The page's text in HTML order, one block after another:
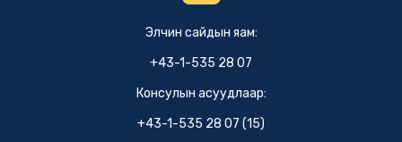
Элчин сайдын яам:
+43-1-535 28 07
Консулын асуудлаар:
+43-1-535 28 07 (15)